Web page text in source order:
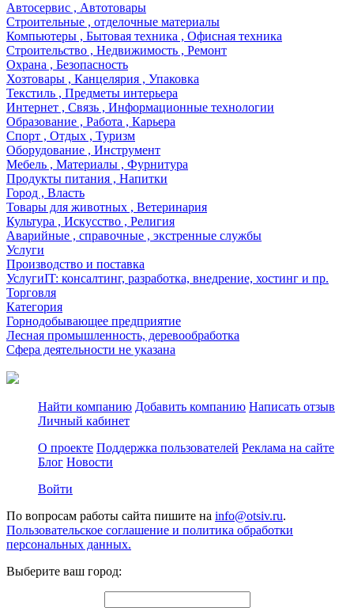
Автосервис , Автотовары
Строительные , отделочные материалы
Компьютеры , Бытовая техника , Офисная техника
Строительство , Недвижимость , Ремонт
Охрана , Безопасность
Хозтовары , Канцелярия , Упаковка
Текстиль , Предметы интерьера
Интернет , Связь , Информационные технологии
Образование , Работа , Карьера
Спорт , Отдых , Туризм
Оборудование , Инструмент
Мебель , Материалы , Фурнитура
Продукты питания , Напитки
Город , Власть
Товары для животных , Ветеринария
Культура , Искусство , Религия
Аварийные , справочные , экстренные службы
Услуги
Производство и поставка
УслугиIT: консалтинг, разработка, внедрение, хостинг и пр.
Торговля
Категория
Горнодобывающее предприятие
Лесная промышленность, деревообработка
Сфера деятельности не указана
Найти компанию Добавить компанию Написать отзыв
Личный кабинет
О проекте Поддержка пользователей Реклама на сайте
Блог Новости
Войти
По вопросам работы сайта пишите на info@otsiv.ru.
Пользовательское соглашение и политика обработки
персональных данных.
Выберите ваш город: